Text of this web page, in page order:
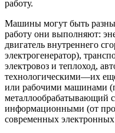
работу.
Машины могут быть
работу они выполняют:
двигатель внутреннего
электрогенератор),
электровоз и теплоход,
технологическими—их
или рабочими машинами
металлообрабатывающий
информационными (от
современных